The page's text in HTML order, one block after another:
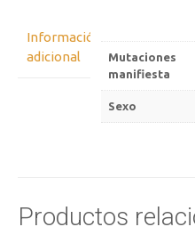
Información
adicional
Mutaciones
manifiesta
Sexo
Productos